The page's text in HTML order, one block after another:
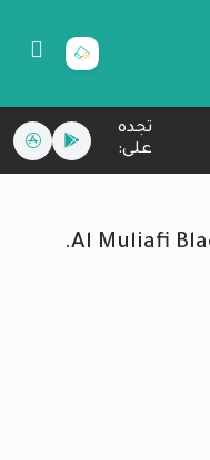
تجده
على:
Al Muliafi